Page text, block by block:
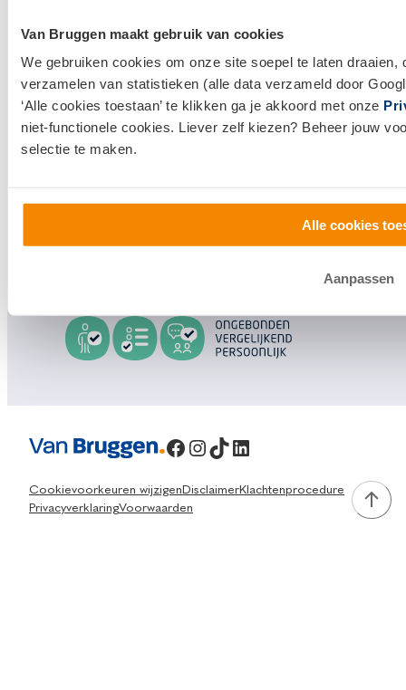
Van Bruggen maakt gebruik van cookies
We gebruiken cookies om onze site soepel te laten
verzamelen van statistieken (alle data verzameld door
‘Alle cookies toestaan’ te klikken ga je akkoord met onze
niet-functionele cookies. Liever zelf kiezen? Beheer jouw
selectie te maken.
Alle cookies
Aanpassen
Klantenservice en contact
bij jou in de buurt, of neem
0800 1600
info@vanbruggen.nl
Facebook
Instagram
TikTok
LinkedIn
Cookievoorkeuren wijzigen DisclaimerKlachtenprocedure
PrivacyverklaringVoorwaarden